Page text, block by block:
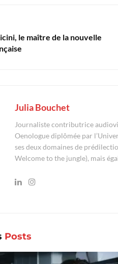
le maître de la nouvelle
Julia Bouchet
Journaliste contributrice
Oenologue diplômée par
ses deux domaines de
Welcome to the jungle), mais
Posts